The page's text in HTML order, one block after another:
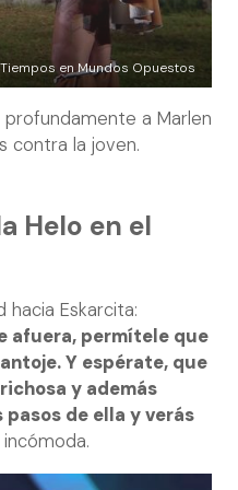
en Mundos Opuestos
a Marlen
contra la joven.
Helo en el
Eskarcita:
afuera, permítele que
Y espérate, que
y además
pasos de ella y verás